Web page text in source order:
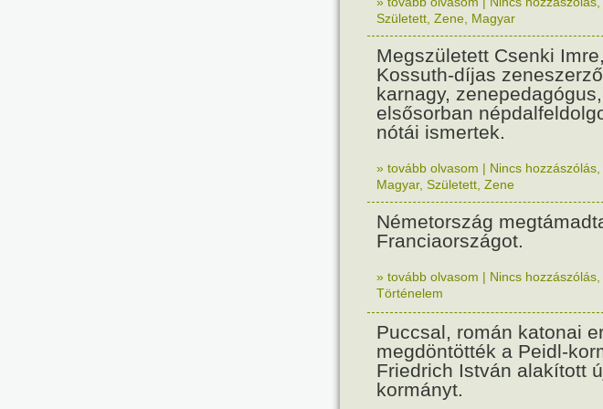
Született Zene Magyar
Megszületett Csenki Imre,
Kossuth-díjas
karnagy,
elsősorban
nótái ismertek.
» tovább olvasom | Nincs
Magyar, Született Zene
Németország
Franciaországot.
» tovább olvasom | Nincs
Történelem
Puccsal, román katonai
megdöntötték a Peidl-
Friedrich István alakított
kormányt.